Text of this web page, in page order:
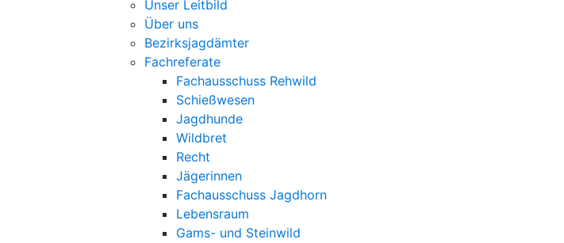
Unser Leitbild
Über uns
Bezirksjagdämter
Fachreferate
Fachausschuss Rehwild
Schießwesen
Jagdhunde
Wildbret
Recht
Jägerinnen
Fachausschuss Jagdhorn
Lebensraum
Gams- und Steinwild